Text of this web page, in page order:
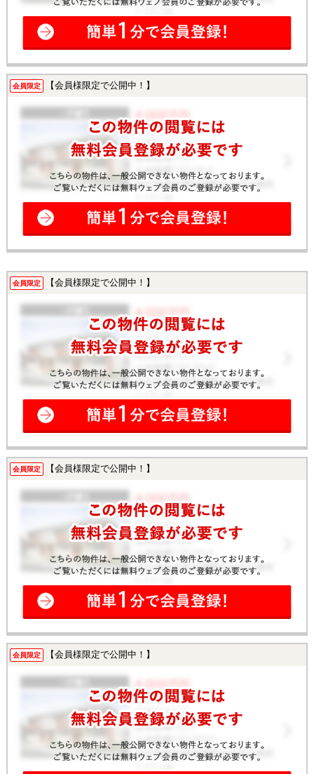
会員限定 【会員様限定で公開中！】
会員限定 【会員様限定で公開中！】
会員限定 【会員様限定で公開中！】
会員限定 【会員様限定で公開中！】